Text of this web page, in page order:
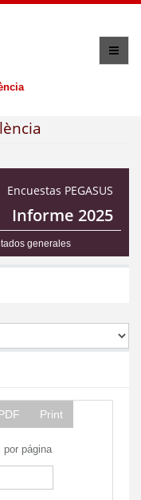
Encuestas PEGASUS
Informe 2025
generales
Print
por página